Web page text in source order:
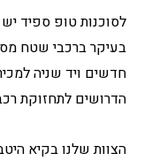
לסוכנות טופ ספיד
בעיקר ברכבי שטח
חדשים ויד שניה
הדרושים לתחזוקת
הצוות שלנו בקיא